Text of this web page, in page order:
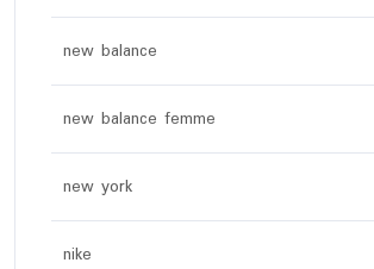
new balance
new balance femme
new york
nike